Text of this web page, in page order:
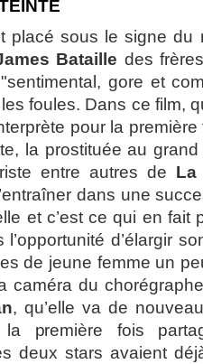
placé sous le signe
Bataille des
gore et
foules. Dans ce film,
pour la
la prostituée au
entre autres de
dans une
et c’est ce qui en fait
d’élargir
de jeune femme un
caméra du
, qu’elle va de
première fois
deux stars avaient